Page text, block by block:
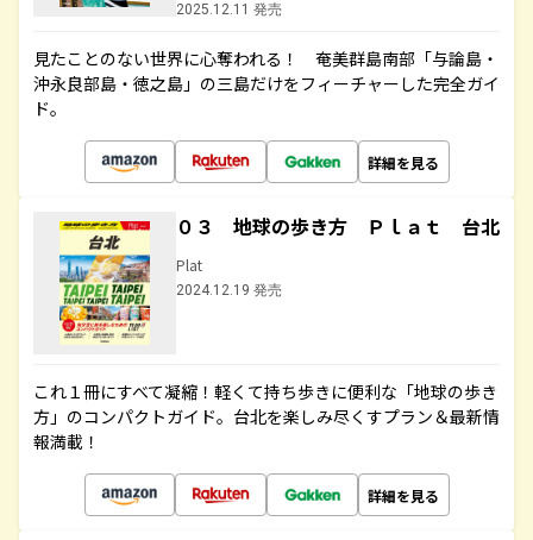
2025.12.11 発売
見たことのない世界に心奪われる！ 奄美群島南部「与論島・
沖永良部島・徳之島」の三島だけをフィーチャーした完全ガイ
ド。
詳細を見る
０３ 地球の歩き方 Ｐｌａｔ 台北
Plat
2024.12.19 発売
これ１冊にすべて凝縮！軽くて持ち歩きに便利な「地球の歩き
方」のコンパクトガイド。台北を楽しみ尽くすプラン＆最新情
報満載！
詳細を見る